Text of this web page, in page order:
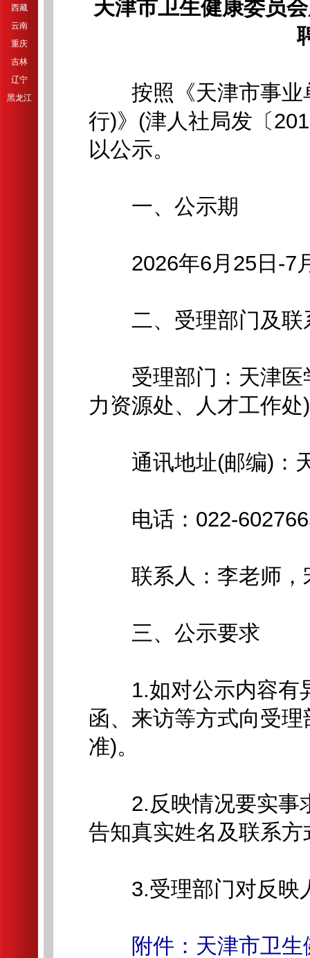
西藏
云南
重庆
吉林
辽宁
黑龙江
天津市卫生健康委员
按照《天津市事业
行)》(津人社局发〔
以公示。
一、公示期
2026年6月25日-7
二、受理部门及联
受理部门：天津医
力资源处、人才工作处)
通讯地址(邮编)：天
电话：022-
联系人：李老师，
三、公示要求
1.如对公示内容有
函、来访等方式向受
准)。
2.反映情况要实事
告知真实姓名及联系方
3.受理部门对反映
附件：天津市卫